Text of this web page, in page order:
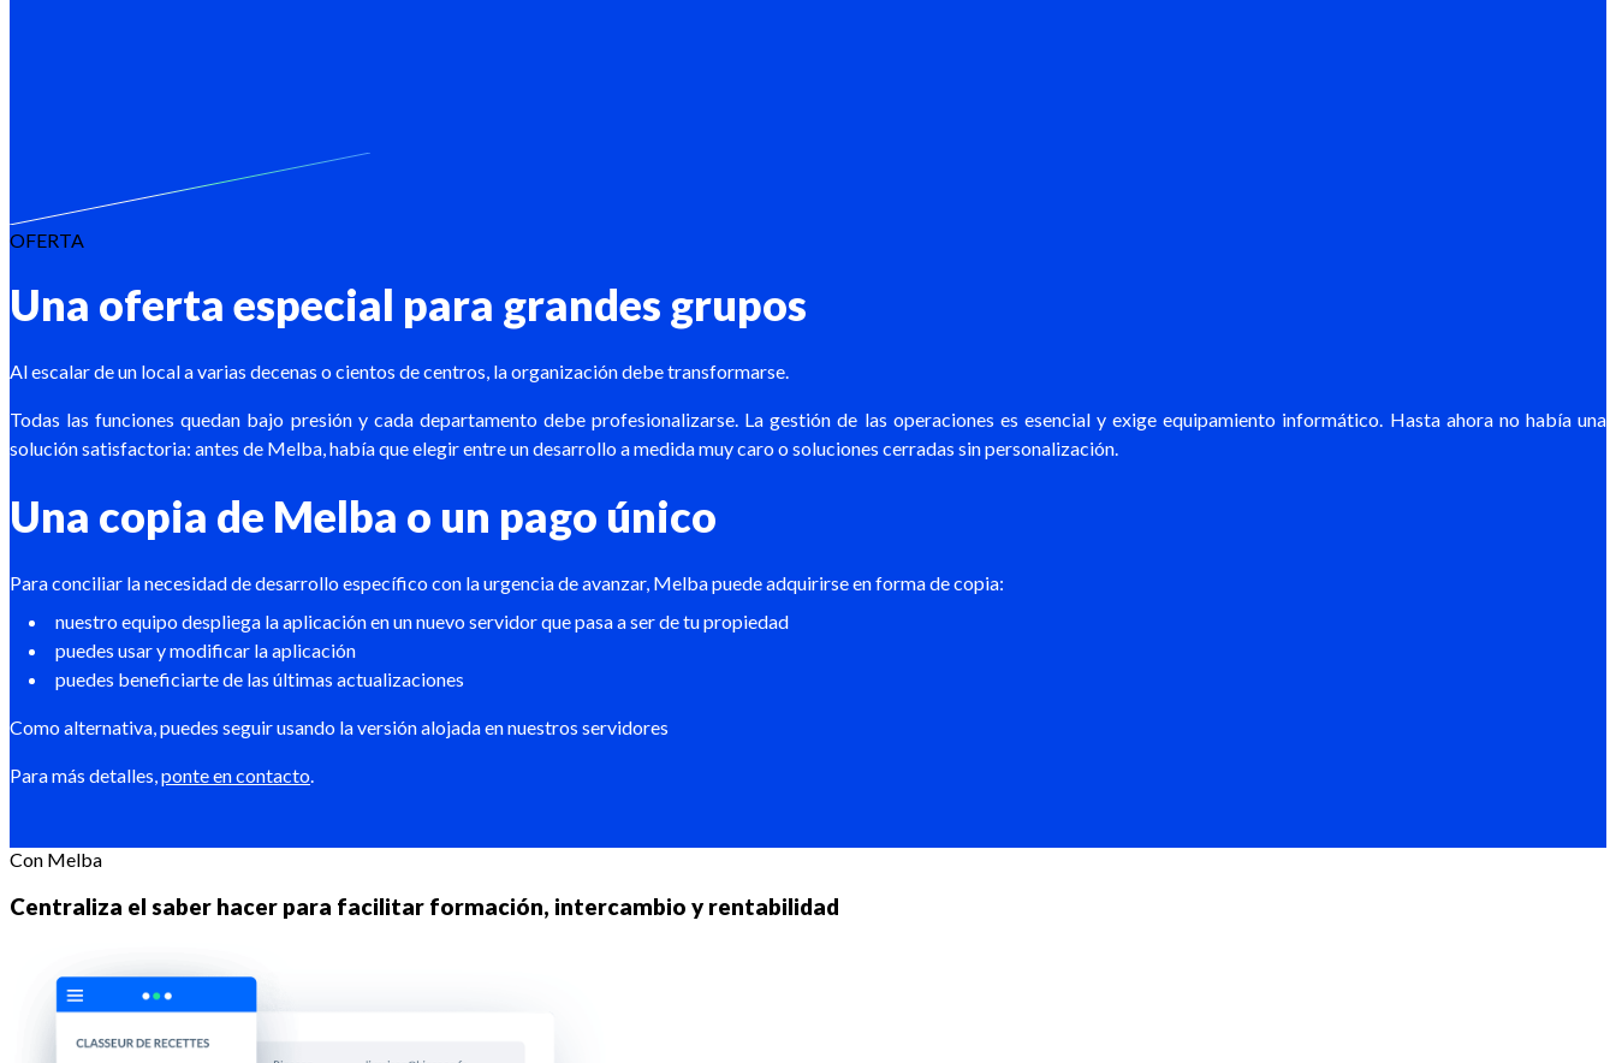
OFERTA
Una oferta especial para grandes grupos
Al escalar de un local a varias decenas o cientos de centros, la organización debe transformarse.
Todas las funciones quedan bajo presión y cada departamento debe profesionalizarse. La gestión de las operaciones es esencial y exige equipamiento informático. Hasta ahora no había una
solución satisfactoria: antes de Melba, había que elegir entre un desarrollo a medida muy caro o soluciones cerradas sin personalización.
Una copia de Melba o un pago único
Para conciliar la necesidad de desarrollo específico con la urgencia de avanzar, Melba puede adquirirse en forma de copia:
nuestro equipo despliega la aplicación en un nuevo servidor que pasa a ser de tu propiedad
puedes usar y modificar la aplicación
puedes beneficiarte de las últimas actualizaciones
Como alternativa, puedes seguir usando la versión alojada en nuestros servidores
Para más detalles,ponte en contacto.
Con Melba
Centraliza el saber hacer para facilitar formación, intercambio y rentabilidad